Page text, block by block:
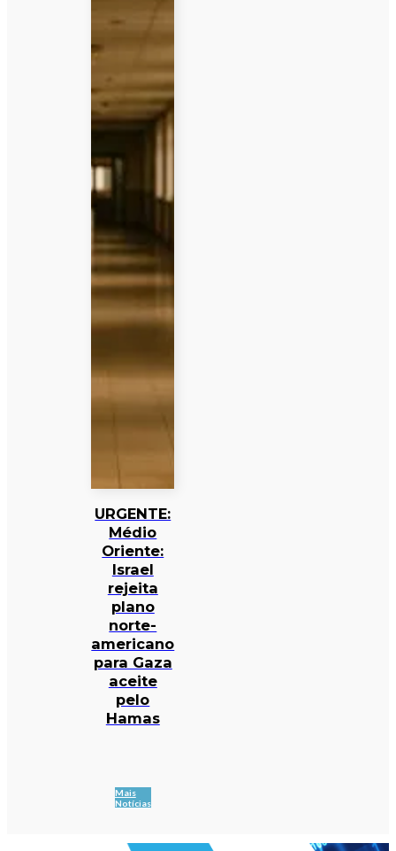
URGENTE:
Médio
Oriente:
Israel
rejeita
plano
norte-
americano
para Gaza
aceite
pelo
Hamas
Mais
Notícias